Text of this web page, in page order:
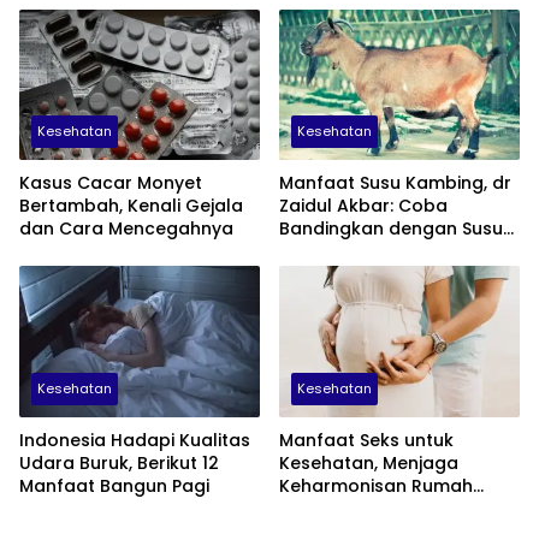
Kesehatan
Kasus Cacar Monyet
Bertambah, Kenali Gejala
dan Cara Mencegahnya
Kesehatan
Manfaat Susu Kambing, dr
Zaidul Akbar: Coba
Bandingkan dengan Susu
Kesehatan
Indonesia Hadapi Kualitas
Udara Buruk, Berikut 12
Manfaat Bangun Pagi
Kesehatan
Manfaat Seks untuk
Kesehatan, Menjaga
Keharmonisan Rumah